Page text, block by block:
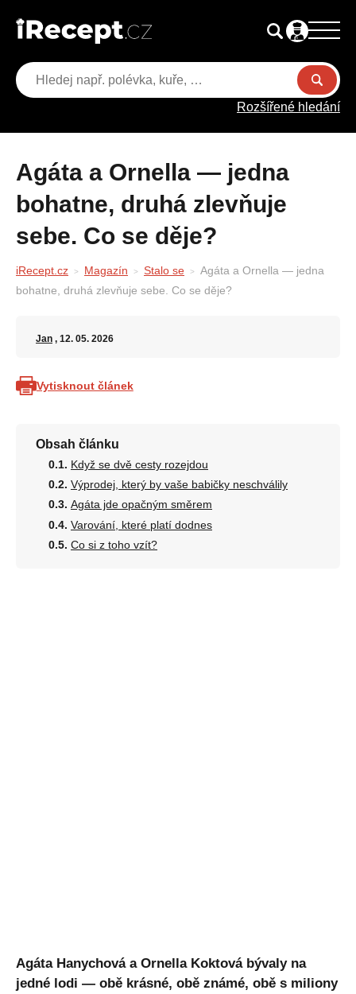
Rozšířené hledání
Agáta a Ornella — jedna
bohatne, druhá zlevňuje
sebe. Co se děje?
iRecept.cz Magazín Stalo se
Agáta a Ornella — jedna
bohatne, druhá zlevňuje sebe. Co se děje?
Jan , 12. 05. 2026
Vytisknout článek
Obsah článku
Když se dvě cesty rozejdou
Výprodej, který by vaše babičky neschválily
Agáta jde opačným směrem
Varování, které platí dodnes
Co si z toho vzít?
Agáta Hanychová a Ornella Koktová bývaly na
jedné lodi — obě krásné, obě známé, obě s miliony